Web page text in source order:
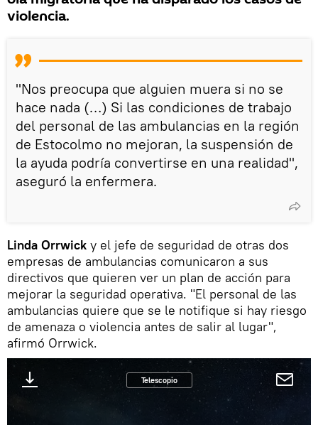
violencia.
"Nos preocupa que alguien muera si no se
hace nada (…) Si las condiciones de trabajo
del personal de las ambulancias en la región
de Estocolmo no mejoran, la suspensión de
la ayuda podría convertirse en una realidad",
aseguró la enfermera.
Linda Orrwick y el jefe de seguridad de otras dos
empresas de ambulancias comunicaron a sus
directivos que quieren ver un plan de acción para
mejorar la seguridad operativa. "El personal de las
ambulancias quiere que se le notifique si hay riesgo
de amenaza o violencia antes de salir al lugar",
afirmó Orrwick.
Telescopio